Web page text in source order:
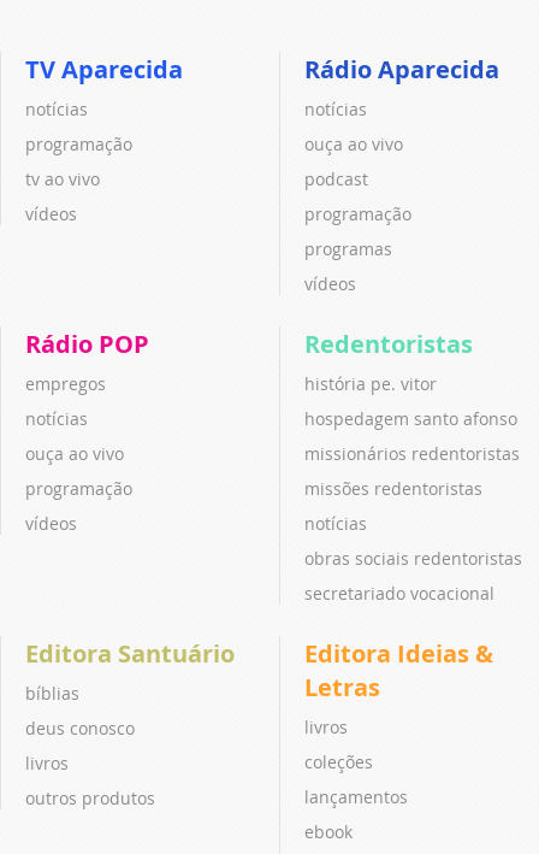
TV Aparecida
notícias
programação
tv ao vivo
vídeos
Rádio Aparecida
notícias
ouça ao vivo
podcast
programação
programas
vídeos
Rádio POP
empregos
notícias
ouça ao vivo
programação
vídeos
Redentoristas
história pe. vitor
hospedagem santo afonso
missionários redentoristas
missões redentoristas
notícias
obras sociais redentoristas
secretariado vocacional
Editora Santuário
bíblias
deus conosco
livros
outros produtos
Editora Ideias &
Letras
livros
coleções
lançamentos
ebook